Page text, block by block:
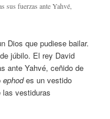
sus fuerzas ante Yahvé,
Dios que pudiese bailar.
júbilo. El rey David
ante Yahvé, ceñido de
ephodes un vestido
las vestiduras